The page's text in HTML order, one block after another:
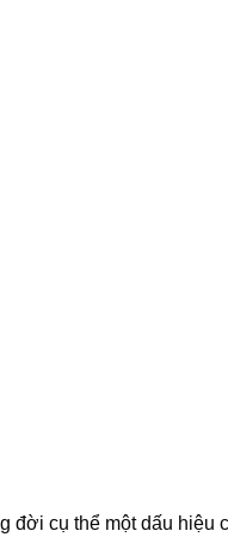
đời cụ thể một dấu